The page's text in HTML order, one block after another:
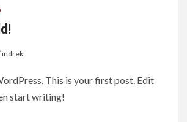
indrek
This is your first post. Edit
start writing!